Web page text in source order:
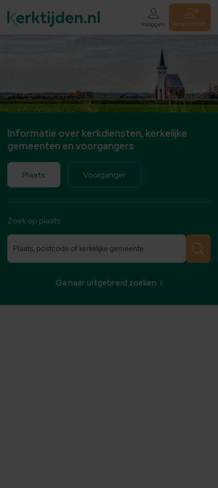
Inloggen Registreren
Informatie over kerkdiensten, kerkelijke
gemeenten en voorgangers
Plaats Voorganger
Zoek op plaats
Ga naar uitgebreid zoeken